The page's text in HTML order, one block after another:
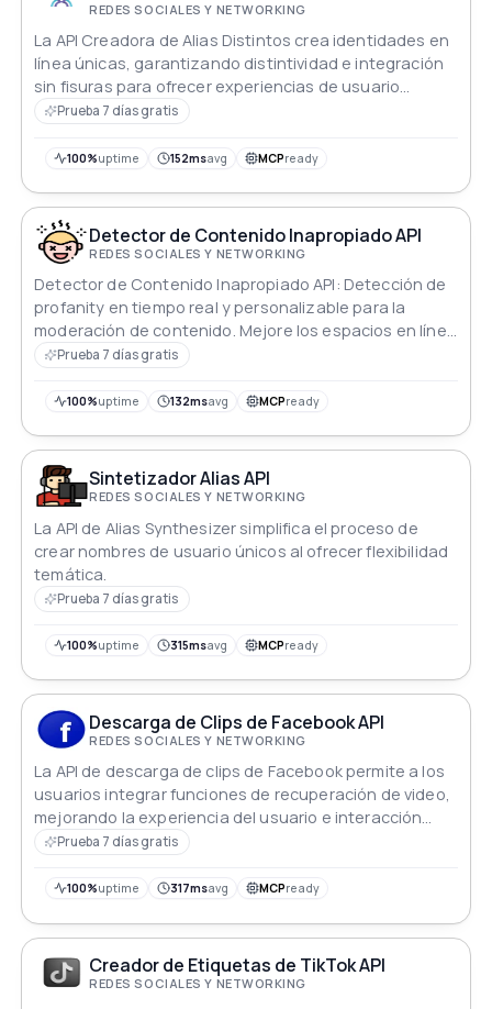
REDES SOCIALES Y NETWORKING
La API Creadora de Alias Distintos crea identidades en
línea únicas, garantizando distintividad e integración
sin fisuras para ofrecer experiencias de usuario
elevadas en todas las plataformas.
Prueba 7 días gratis
100%uptime 152msavg MCPready
Detector de Contenido Inapropiado API
REDES SOCIALES Y NETWORKING
Detector de Contenido Inapropiado API: Detección de
profanity en tiempo real y personalizable para la
moderación de contenido. Mejore los espacios en línea
con un ambiente positivo e inclusivo.
Prueba 7 días gratis
100%uptime 132msavg MCPready
Sintetizador Alias API
REDES SOCIALES Y NETWORKING
La API de Alias Synthesizer simplifica el proceso de
crear nombres de usuario únicos al ofrecer flexibilidad
temática.
Prueba 7 días gratis
100%uptime 315msavg MCPready
Descarga de Clips de Facebook API
REDES SOCIALES Y NETWORKING
La API de descarga de clips de Facebook permite a los
usuarios integrar funciones de recuperación de video,
mejorando la experiencia del usuario e interacción
dentro de la plataforma de Facebook.
Prueba 7 días gratis
100%uptime 317msavg MCPready
Creador de Etiquetas de TikTok API
REDES SOCIALES Y NETWORKING